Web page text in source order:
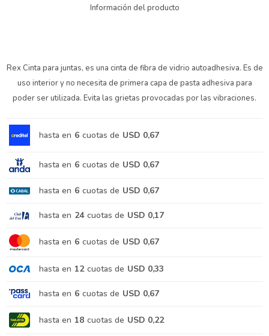
Información del producto
Rex Cinta para juntas, es una cinta de fibra de vidrio autoadhesiva. Es de
uso interior y no necesita de primera capa de pasta adhesiva para
poder ser utilizada. Evita las grietas provocadas por las vibraciones.
hasta en 6 cuotas de USD 0,67
hasta en 6 cuotas de USD 0,67
hasta en 6 cuotas de USD 0,67
hasta en 24 cuotas de USD 0,17
hasta en 6 cuotas de USD 0,67
hasta en 12 cuotas de USD 0,33
hasta en 6 cuotas de USD 0,67
hasta en 18 cuotas de USD 0,22